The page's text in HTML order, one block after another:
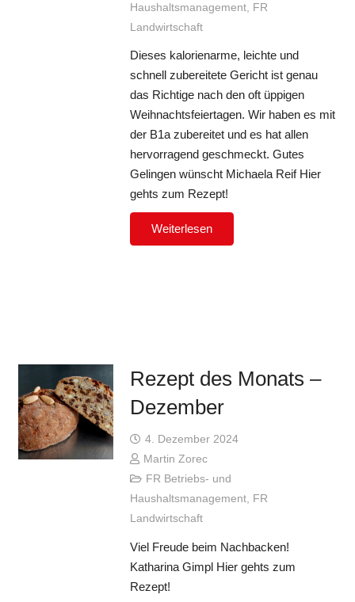
Haushaltsmanagement, FR
Landwirtschaft
Dieses kalorienarme, leichte und
schnell zubereitete Gericht ist genau
das Richtige nach den oft üppigen
Weihnachtsfeiertagen. Wir haben es mit
der B1a zubereitet und es hat allen
hervorragend geschmeckt. Gutes
Gelingen wünscht Michaela Reif Hier
gehts zum Rezept!
Weiterlesen
Rezept des Monats –
Dezember
4. Dezember 2024
Martin Zorec
FR Betriebs- und
Haushaltsmanagement, FR
Landwirtschaft
Viel Freude beim Nachbacken!
Katharina Gimpl Hier gehts zum
Rezept!